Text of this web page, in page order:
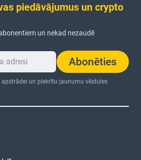
piedāvājumus un crypto
un nekad nezaudē
Abonēties
un piekrītu jaunumu vēstules